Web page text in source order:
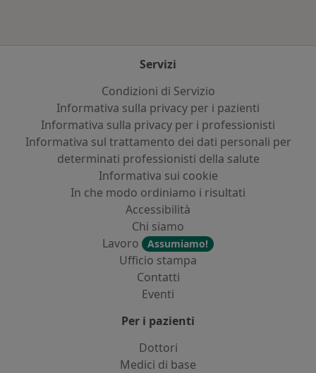
Servizi
Condizioni di Servizio
Informativa sulla privacy per i pazienti
Informativa sulla privacy per i professionisti
Informativa sul trattamento dei dati personali per
determinati professionisti della salute
Informativa sui cookie
In che modo ordiniamo i risultati
Accessibilità
Chi siamo
Lavoro
Assumiamo!
Ufficio stampa
Contatti
Eventi
Per i pazienti
Dottori
Medici di base